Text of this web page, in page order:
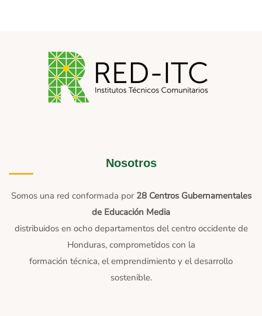
Nosotros
Somos una red conformada por 28 Centros Gubernamentales
de Educación Media
distribuidos en ocho departamentos del centro occidente de
Honduras, comprometidos con la
formación técnica, el emprendimiento y el desarrollo
sostenible.